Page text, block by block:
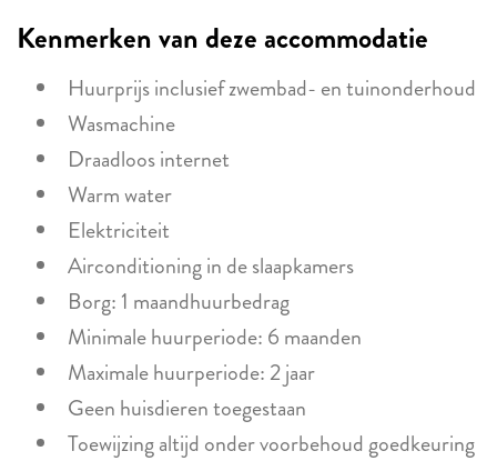
Kenmerken van deze accommodatie
Huurprijs inclusief zwembad- en tuinonderhoud
Wasmachine
Draadloos internet
Warm water
Elektriciteit
Airconditioning in de slaapkamers
Borg: 1 maandhuurbedrag
Minimale huurperiode: 6 maanden
Maximale huurperiode: 2 jaar
Geen huisdieren toegestaan
Toewijzing altijd onder voorbehoud goedkeuring